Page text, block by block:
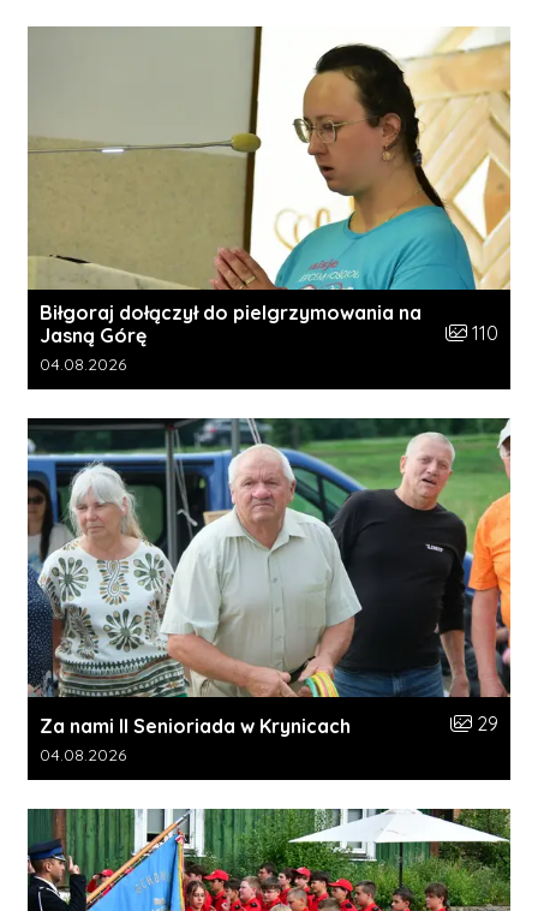
Biłgoraj dołączył do pielgrzymowania na
Jasną Górę
Liczba
110
Data dodania galerii:
04.08.2026
Za nami II Senioriada w Krynicach Liczba
29
Data dodania galerii:
04.08.2026